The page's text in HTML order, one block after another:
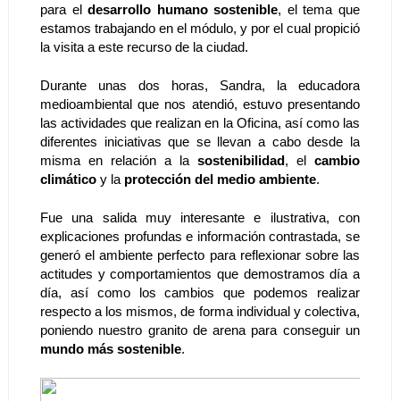
para el desarrollo humano sostenible, el tema que
estamos trabajando en el módulo, y por el cual propició
la visita a este recurso de la ciudad.
Durante unas dos horas, Sandra, la educadora
medioambiental que nos atendió, estuvo presentando
las actividades que realizan en la Oficina, así como las
diferentes iniciativas que se llevan a cabo desde la
misma en relación a la sostenibilidad , el cambio
climático y la protección del medio ambiente.
Fue una salida muy interesante e ilustrativa, con
explicaciones profundas e información contrastada, se
generó el ambiente perfecto para reflexionar sobre las
actitudes y comportamientos que demostramos día a
día, así como los cambios que podemos realizar
respecto a los mismos, de forma individual y colectiva,
mundo más sostenible.